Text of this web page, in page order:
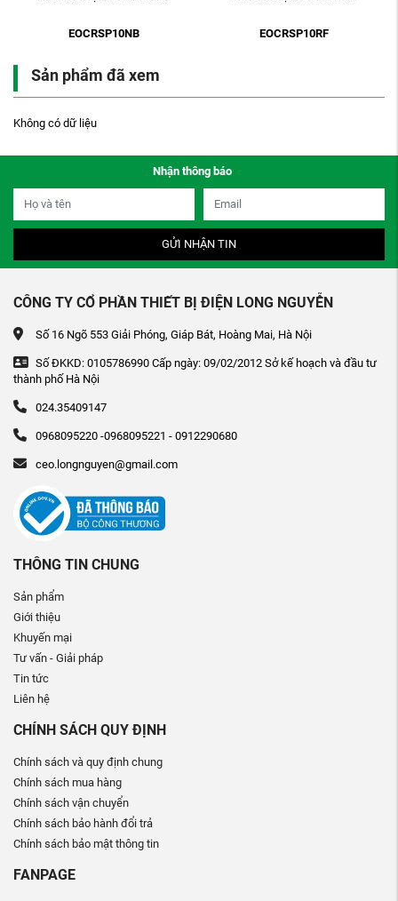
EOCRSP10NB EOCRSP10RF
Sản phẩm đã xem
Không có dữ liệu
Nhận thông báo
GỬI NHẬN TIN
CÔNG TY CỔ PHẦN THIẾT BỊ ĐIỆN LONG NGUYỄN
Số 16 Ngõ 553 Giải Phóng, Giáp Bát, Hoàng Mai, Hà Nội
Số ĐKKD: 0105786990 Cấp ngày: 09/02/2012 Sở kế hoạch và đầu tư
thành phố Hà Nội
024.35409147
0968095220 -0968095221 - 0912290680
ceo.longnguyen@gmail.com
THÔNG TIN CHUNG
Sản phẩm
Giới thiệu
Khuyến mại
Tư vấn - Giải pháp
Tin tức
Liên hệ
CHÍNH SÁCH QUY ĐỊNH
Chính sách và quy định chung
Chính sách mua hàng
Chính sách vận chuyển
Chính sách bảo hành đổi trả
Chính sách bảo mật thông tin
FANPAGE